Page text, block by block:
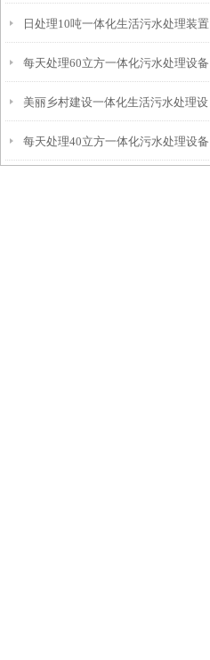
意以下事项
日处理10吨一体化生活污水处理装置
每天处理60立方一体化污水处理设备
美丽乡村建设一体化生活污水处理设
备
每天处理40立方一体化污水处理设备